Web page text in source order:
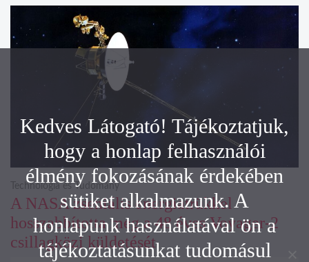
A NASA zseniális energiatrükkel
hosszabbította meg a 48 éves Voyager-2
csillagközi küldetését
Technológia és Tudomány
Kedves Látogató! Tájékoztatjuk,
hogy a honlap felhasználói
élmény fokozásának érdekében
sütiket alkalmazunk. A
honlapunk használatával ön a
tájékoztatásunkat tudomásul